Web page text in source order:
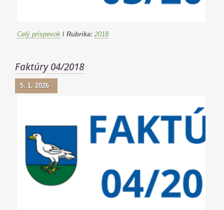
Celý príspevok / Rubrika: 2018
Faktúry 04/2018
5. 1. 2026